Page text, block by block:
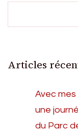
Articles
Avec
une
du Parc